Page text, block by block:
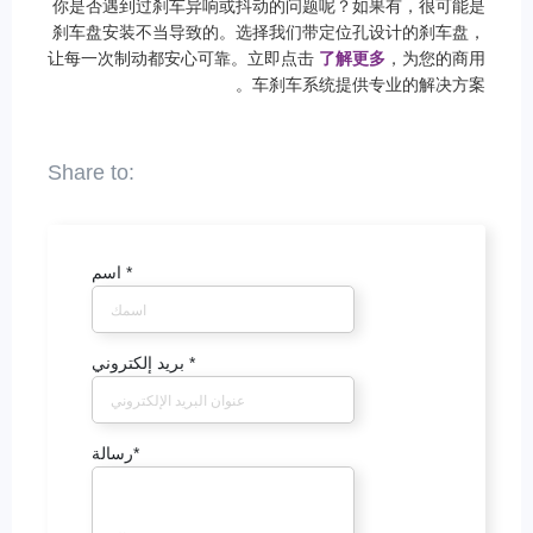
你是否遇到过刹车异响或抖动的问题呢？如果有，很可能是
刹车盘安装不当导致的。选择我们带定位孔设计的刹车盘，
让每一次制动都安心可靠。立即点击 了解更多 ，为您的商用
车刹车系统提供专业的解决方案。
*
*
رسالة*